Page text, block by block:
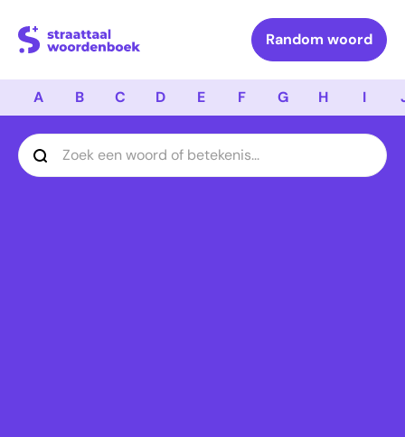
Logo Straattaal Woordenboek
Random woord
A B C D E F G H I